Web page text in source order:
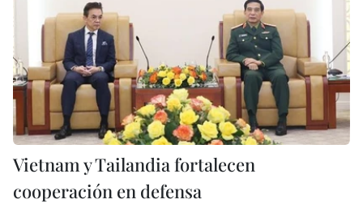
Vietnam y Tailandia fortalecen
cooperación en defensa